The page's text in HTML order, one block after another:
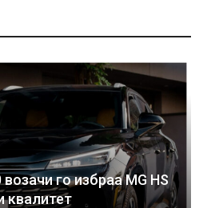
го избраа MG HS
квалитет